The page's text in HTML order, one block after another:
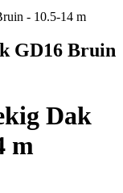
- 10.5-14 m
GD16 Bruin
Dak
m